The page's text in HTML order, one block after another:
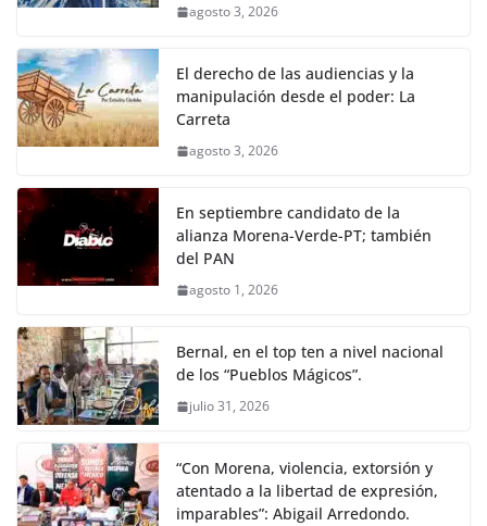
agosto 3, 2026
El derecho de las audiencias y la
manipulación desde el poder: La
Carreta
agosto 3, 2026
En septiembre candidato de la
alianza Morena-Verde-PT; también
del PAN
agosto 1, 2026
Bernal, en el top ten a nivel nacional
de los “Pueblos Mágicos”.
julio 31, 2026
“Con Morena, violencia, extorsión y
atentado a la libertad de expresión,
imparables”: Abigail Arredondo.